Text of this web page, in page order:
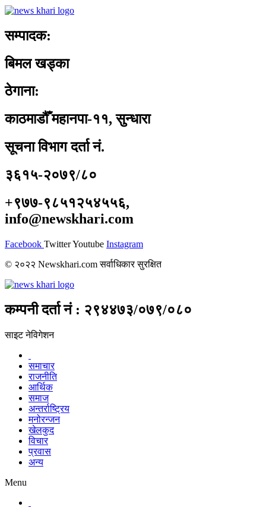
सम्पादक:
बिमल खड्का
ठेगाना:
काठमाडौँ महानपा-११, सुन्धारा
सूचना विभाग दर्ता नं.
३६१५-२०७९/८०
+९७७-९८५१२५४५५६,
info@newskhari.com
Facebook TwitterYoutube Instagram
© २०२२ Newskhari.com सर्वाधिकार सुरक्षित
कम्पनी दर्ता नं : २९४४७३/०७९/०८०
साइट नेविगेशन
समाचार
राजनीति
आर्थिक
समाज
अन्तर्राष्ट्रिय
मनोरन्जन
खेलकुद
विचार
प्रवास
अन्य
Menu